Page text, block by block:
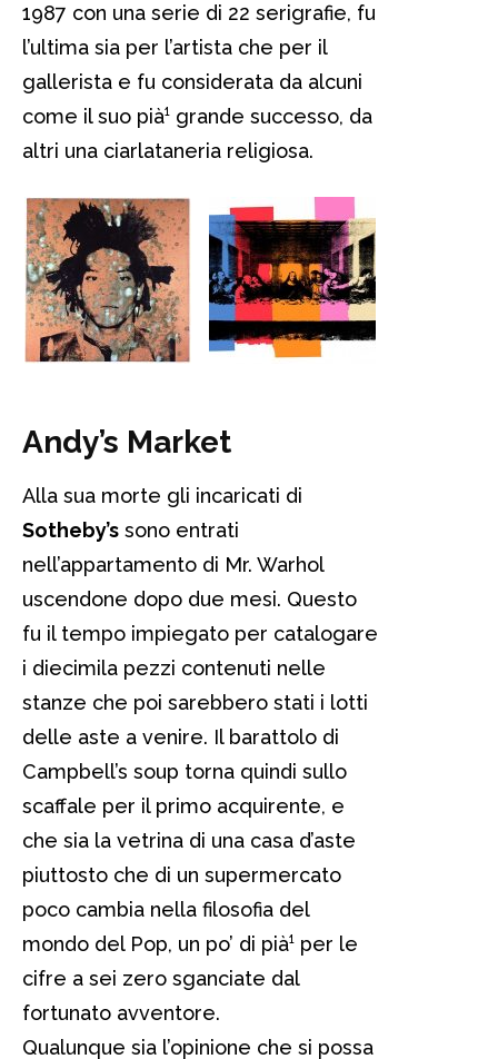
1987 con una serie di 22 serigrafie, fu
l’ultima sia per l’artista che per il
gallerista e fu considerata da alcuni
come il suo pià¹ grande successo, da
altri una ciarlataneria religiosa.
Andy’s Market
Alla sua morte gli incaricati di
Sotheby’s sono entrati
nell’appartamento di Mr. Warhol
uscendone dopo due mesi. Questo
fu il tempo impiegato per catalogare
i diecimila pezzi contenuti nelle
stanze che poi sarebbero stati i lotti
delle aste a venire. Il barattolo di
Campbell’s soup torna quindi sullo
scaffale per il primo acquirente, e
che sia la vetrina di una casa d’aste
piuttosto che di un supermercato
poco cambia nella filosofia del
mondo del Pop, un po’ di pià¹ per le
cifre a sei zero sganciate dal
fortunato avventore.
Qualunque sia l’opinione che si possa